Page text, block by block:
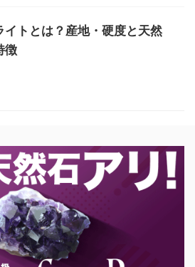
イトとは？産地・硬度と天然
徴